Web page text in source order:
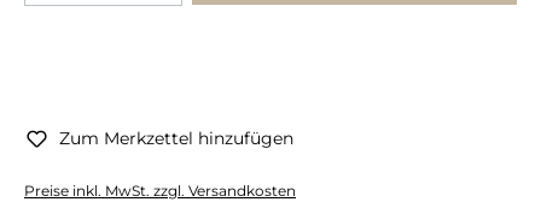
Zum Merkzettel hinzufügen
Preise inkl. MwSt. zzgl. Versandkosten